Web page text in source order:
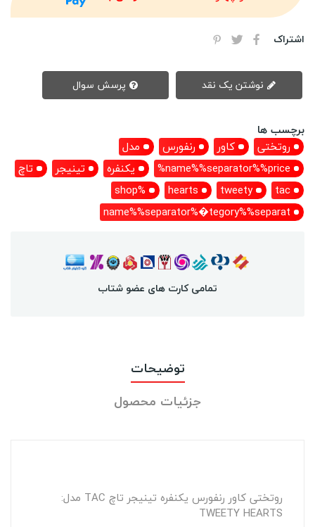
اشتراک
برچسب ها
روتختی
کاور رنفورس
مدل
name%%separator%%price%
یکنفره تینیجر
تاچ
tac
tweety
hearts
%shop
name%%separator%�tegory%%separat
تمامی کارت های عضو شتاب
توضیحات
جزئیات محصول
روتختی کاور رنفورس یکنفره تینیجر تاچ TAC مدل:
TWEETY HEARTS